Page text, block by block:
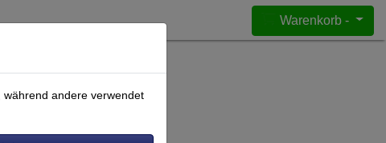
Warenkorb -
während andere verwendet